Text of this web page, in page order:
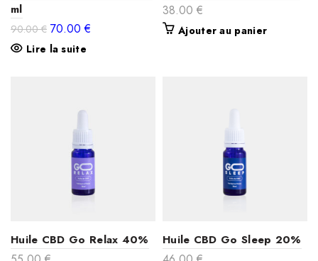
ml
90.00€ Le
prix
initial
70.00€
Lire la suite
38.00 €
Ajouter au panier
Huile CBD Go Relax 40% Huile CBD Go Sleep 20%